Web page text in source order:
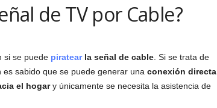
de TV por Cable?
si se puede piratearla señal de cable. Si se trata de
sabido que se puede generar una conexión directa
el hogary únicamente se necesita la asistencia de